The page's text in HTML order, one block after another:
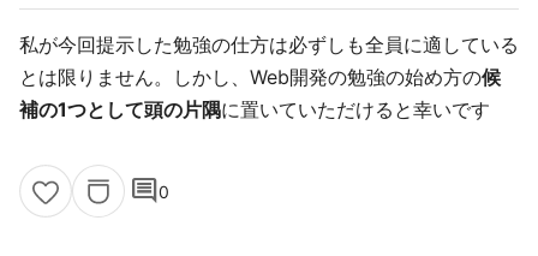
私が今回提示した勉強の仕方は必ずしも全員に適している
とは限りません。しかし、Web開発の勉強の始め方の候
補の1つとして頭の片隅に置いていただけると幸いです
comment0